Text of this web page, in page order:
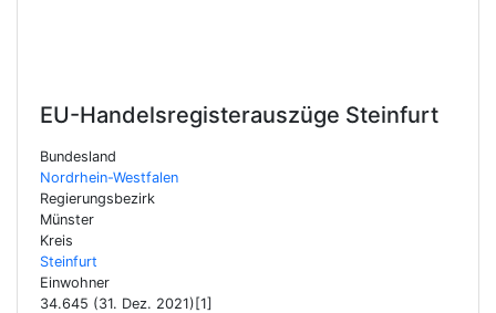
EU-Handelsregisterauszüge Steinfurt
Bundesland
Nordrhein-Westfalen
Regierungsbezirk
Münster
Kreis
Steinfurt
Einwohner
34.645 (31. Dez. 2021)[1]